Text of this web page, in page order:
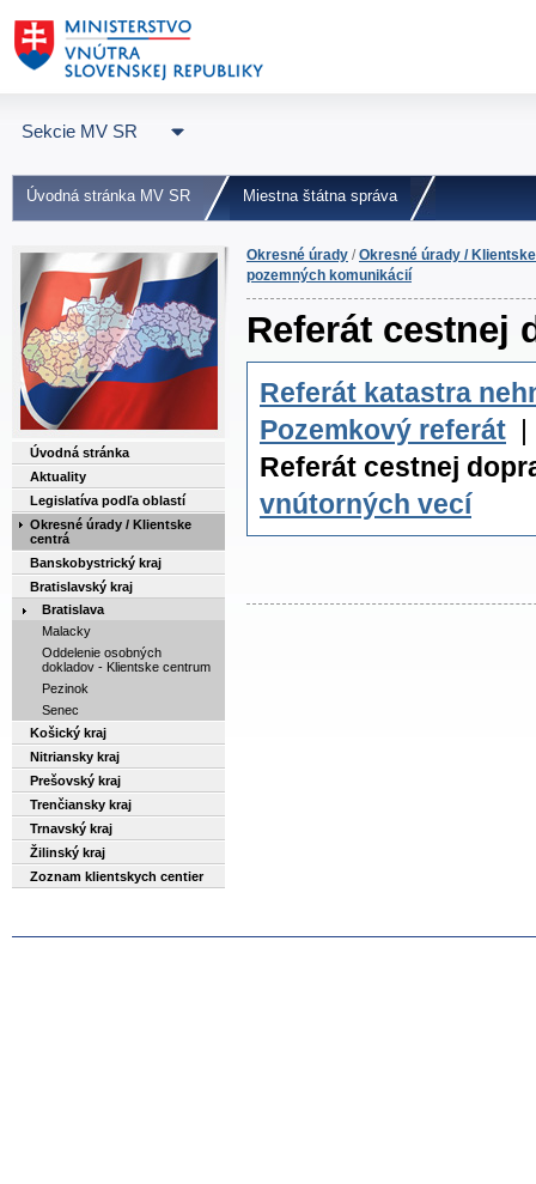
Sekcie MV SR
Úvodná stránka MV SR Miestna štátna správa
Úvodná stránka
Aktuality
Legislatíva podľa oblastí
Okresné úrady / Klientske
centrá
Banskobystrický kraj
Bratislavský kraj
Bratislava
Malacky
Oddelenie osobných
dokladov - Klientske centrum
Pezinok
Senec
Košický kraj
Nitriansky kraj
Prešovský kraj
Trenčiansky kraj
Trnavský kraj
Žilinský kraj
Zoznam klientskych centier
Okresné úrady /Okresné úrady /
pozemných komunikácií
Referát cestnej
Referát katastra
Pozemkový referát
Referát cestnej
vnútorných vecí